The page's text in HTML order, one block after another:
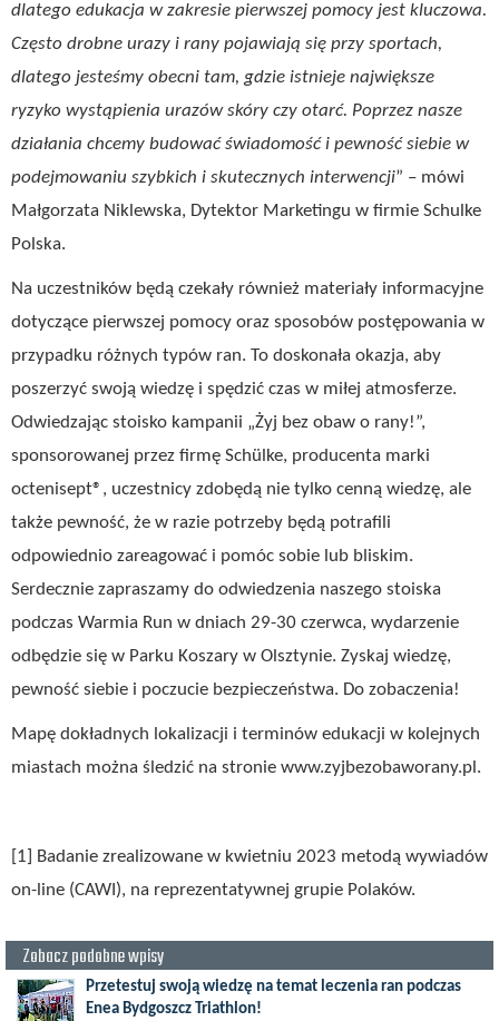
dlatego edukacja w zakresie pierwszej pomocy jest kluczowa.
Często drobne urazy i rany pojawiają się przy sportach,
dlatego jesteśmy obecni tam, gdzie istnieje największe
ryzyko wystąpienia urazów skóry czy otarć. Poprzez nasze
działania chcemy budować świadomość i pewność siebie w
podejmowaniu szybkich i skutecznych interwencji” – mówi
Małgorzata Niklewska, Dytektor Marketingu w firmie Schulke
Polska.
Na uczestników będą czekały również materiały informacyjne
dotyczące pierwszej pomocy oraz sposobów postępowania w
przypadku różnych typów ran. To doskonała okazja, aby
poszerzyć swoją wiedzę i spędzić czas w miłej atmosferze.
Odwiedzając stoisko kampanii „Żyj bez obaw o rany!”,
sponsorowanej przez firmę Schülke, producenta marki
octenisept®, uczestnicy zdobędą nie tylko cenną wiedzę, ale
także pewność, że w razie potrzeby będą potrafili
odpowiednio zareagować i pomóc sobie lub bliskim.
Serdecznie zapraszamy do odwiedzenia naszego stoiska
podczas Warmia Run w dniach 29-30 czerwca, wydarzenie
odbędzie się w Parku Koszary w Olsztynie. Zyskaj wiedzę,
pewność siebie i poczucie bezpieczeństwa. Do zobaczenia!
Mapę dokładnych lokalizacji i terminów edukacji w kolejnych
miastach można śledzić na stronie www.zyjbezobaworany.pl.
[1] Badanie zrealizowane w kwietniu 2023 metodą wywiadów
on-line (CAWI), na reprezentatywnej grupie Polaków.
Zobacz podobne wpisy
Przetestuj swoją wiedzę na temat leczenia ran podczas
Enea Bydgoszcz Triathlon!